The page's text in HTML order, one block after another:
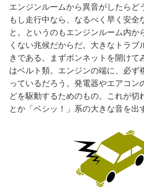
エンジンルームから異音がしたら
もし走行中なら、なるべく早く安全
と。というのもエンジンルーム内か
くない兆候だからだ。大きなトラブ
きである。まずボンネットを開けて
はベルト類。エンジンの端に、必ず
っているだろう。発電器やエアコン
どを駆動するためのもの。これが切
とか「ベシッ！」系の大きな音を出